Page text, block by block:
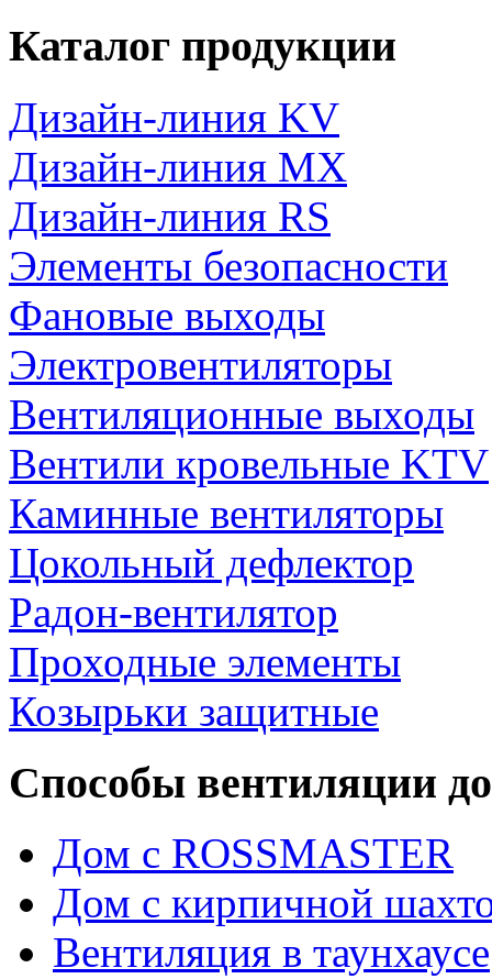
Каталог продукции
Дизайн-линия KV
Дизайн-линия MX
Дизайн-линия RS
Элементы безопасности
Фановые выходы
Электровентиляторы
Вентиляционные выходы
Вентили кровельные KTV
Каминные вентиляторы
Цокольный дефлектор
Радон-вентилятор
Проходные элементы
Козырьки защитные
Способы вентиляции
Дом с ROSSMASTER
Дом с кирпичной
Вентиляция в таунхауce